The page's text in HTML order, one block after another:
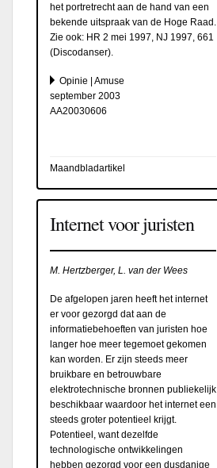
het portretrecht aan de hand van een
bekende uitspraak van de Hoge Raad.
Zie ook: HR 2 mei 1997, NJ 1997, 661
(Discodanser).
Opinie | Amuse
september 2003
AA20030606
Maandbladartikel
Internet voor juristen
M. Hertzberger, L. van der Wees
De afgelopen jaren heeft het internet
er voor gezorgd dat aan de
informatiebehoeften van juristen hoe
langer hoe meer tegemoet gekomen
kan worden. Er zijn steeds meer
bruikbare en betrouwbare
elektrotechnische bronnen publiekelijk
beschikbaar waardoor het internet een
steeds groter potentieel krijgt.
Potentieel, want dezelfde
technologische ontwikkelingen
hebben gezorgd voor een dusdanige